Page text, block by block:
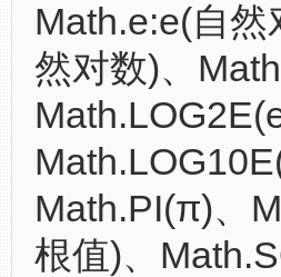
Math.e:e(自
然对数)、
Math.PI(π)、
根值)、